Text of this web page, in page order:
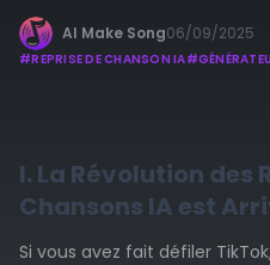
AI Make Song06/09/2025
#REPRISE DE CHANSON IA#
I. La Révolution des
Chansons IA est
Si vous avez fait défiler